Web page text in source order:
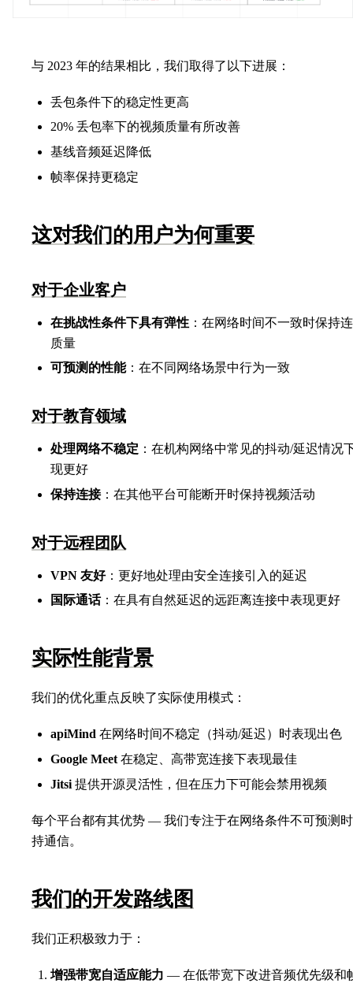
与 2023 年的结果相比，我们取得了以下进展：
丢包条件下的稳定性更高
20% 丢包率下的视频质量有所改善
基线音频延迟降低
帧率保持更稳定
这对我们的用户为何重要
对于企业客户
在挑战性条件下具有弹性 ：在网络时间不一致时保持
质量
可预测的性能：在不同网络场景中行为一致
对于教育领域
处理网络不稳定 ：在机构网络中常见的抖动/延迟情况
现更好
保持连接：在其他平台可能断开时保持视频活动
对于远程团队
VPN 友好：更好地处理由安全连接引入的延迟
国际通话：在具有自然延迟的远距离连接中表现更好
实际性能背景
我们的优化重点反映了实际使用模式：
apiMind 在网络时间不稳定（抖动/延迟）时表现出色
Google Meet 在稳定、高带宽连接下表现最佳
Jitsi 提供开源灵活性，但在压力下可能会禁用视频
每个平台都有其优势 — 我们专注于在网络条件不可预测
持通信。
我们的开发路线图
我们正积极致力于：
增强带宽自适应能力 — 在低带宽下改进音频优先级和